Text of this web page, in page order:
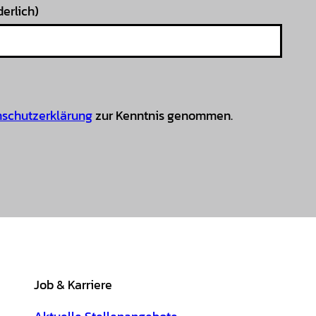
zur Kenntnis genommen.
Job & Karriere